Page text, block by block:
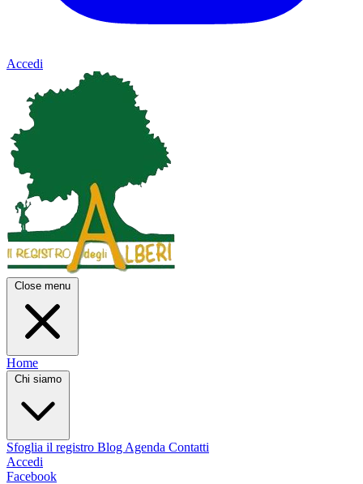
Accedi
Close menu
Home
Chi siamo
Sfoglia il registro Blog Agenda Contatti
Accedi
Facebook